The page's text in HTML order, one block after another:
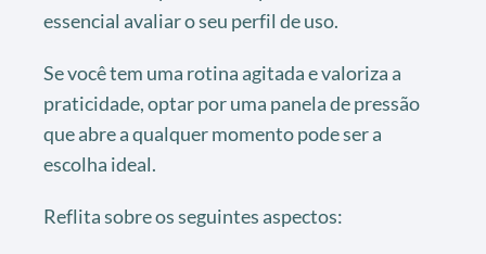
essencial avaliar o seu perfil de uso.
Se você tem uma rotina agitada e valoriza a
praticidade, optar por uma panela de pressão
que abre a qualquer momento pode ser a
escolha ideal.
Reflita sobre os seguintes aspectos: